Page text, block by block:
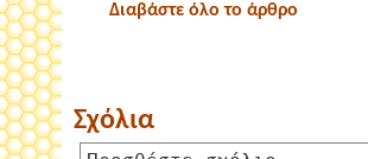
Διαβάστε όλο το άρθρο
Σχόλια